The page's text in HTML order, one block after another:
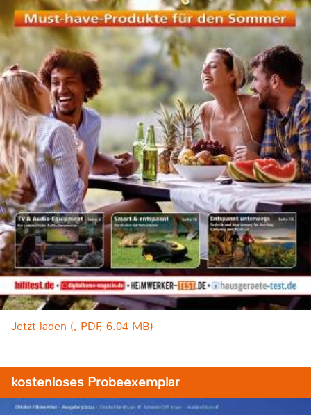
Jetzt laden (, PDF, 6.04 MB)
kostenloses Probeexemplar